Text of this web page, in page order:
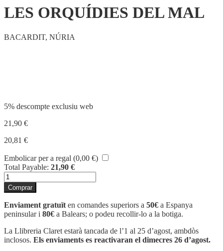
LES ORQUÍDIES DEL MAL
BACARDIT, NÚRIA
5% descompte exclusiu web
21,90 €
20,81 €
Embolicar per a regal (0,00 €)
Total Payable: 21,90 €
quantitat
de
LES
ORQUÍDIES
DEL
MAL
Comprar
Enviament gratuït en comandes superiors a 50€ a Espanya
peninsular i 80€ a Balears; o podeu recollir-lo a la botiga.
La Llibreria Claret estarà tancada de l’1 al 25 d’agost, ambdòs
inclosos. Els enviaments es reactivaran el dimecres 26 d’agost.